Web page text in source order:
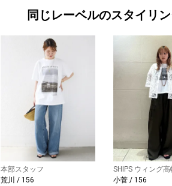
同じレーベルのスタイリ
本部スタッフ
荒川 / 156
SHIPS ウィング
小菅 / 156